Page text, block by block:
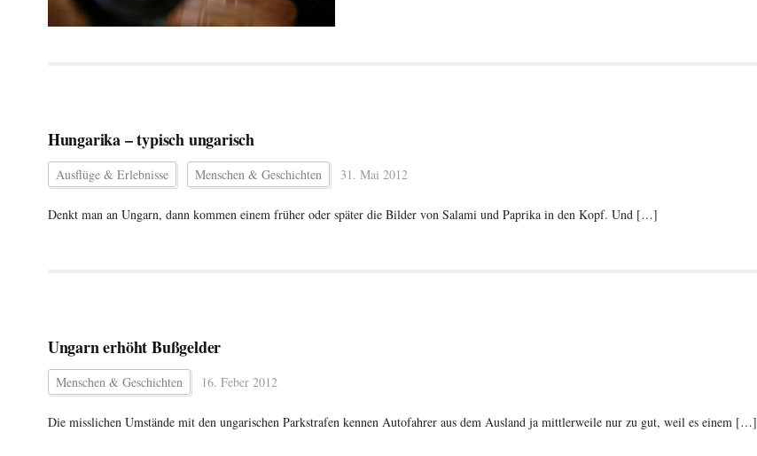
Hungarika – typisch ungarisch
Ausflüge & Erlebnisse Menschen & Geschichten 31. Mai 2012
Denkt man an Ungarn, dann kommen einem früher oder später die Bilder von Salami und Paprika in den Kopf. Und […]
Ungarn erhöht Bußgelder
Menschen & Geschichten 16. Feber 2012
Die misslichen Umstände mit den ungarischen Parkstrafen kennen Autofahrer aus dem Ausland ja mittlerweile nur zu gut, weil es einem […]